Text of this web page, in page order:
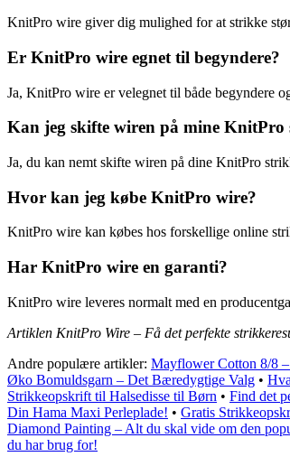
KnitPro wire giver dig mulighed for at strikke
Er KnitPro wire egnet til begyndere?
Ja, KnitPro wire er velegnet til både begyndere
Kan jeg skifte wiren på mine KnitPro
Ja, du kan nemt skifte wiren på dine KnitPro
Hvor kan jeg købe KnitPro wire?
KnitPro wire kan købes hos forskellige online
Har KnitPro wire en garanti?
KnitPro wire leveres normalt med en
Artiklen KnitPro Wire – Få det perfekte
Andre populære artikler: Mayflower Cotton 8/8
Øko Bomuldsgarn – Det Bæredygtige Valg •
Strikkeopskrift til Halsedisse til Børn • Find det
Din Hama Maxi Perleplade! • Gratis
Diamond Painting – Alt du skal vide om den
du har brug for!